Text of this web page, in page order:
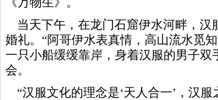
当天下午，在龙门石窟伊水河畔，汉
婚礼。“阿哥伊水表真情，高山流水觅
一只小船缓缓靠岸，身着汉服的男子双
会。
“汉服文化的理念是‘天人合一’，汉